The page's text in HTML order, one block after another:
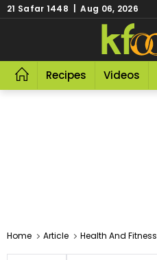
21 Safar 1448 | Aug 06, 2026
Recipes Videos
Home Article Health And Fitness